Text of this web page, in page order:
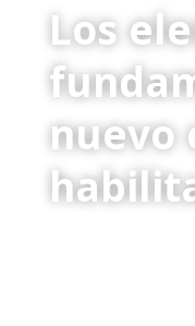
Los
nuevo